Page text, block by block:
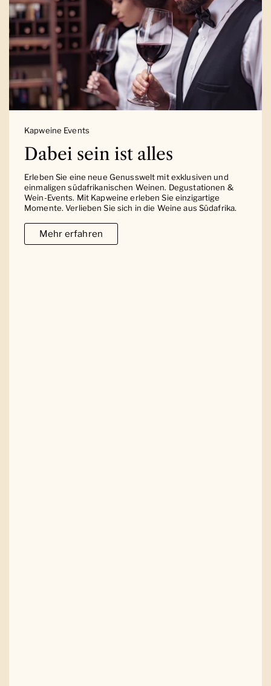
Kapweine Events
Dabei sein ist alles
Erleben Sie eine neue Genusswelt mit exklusiven und
einmaligen südafrikanischen Weinen. Degustationen &
Wein-Events. Mit Kapweine erleben Sie einzigartige
Momente. Verlieben Sie sich in die Weine aus Südafrika.
Mehr erfahren